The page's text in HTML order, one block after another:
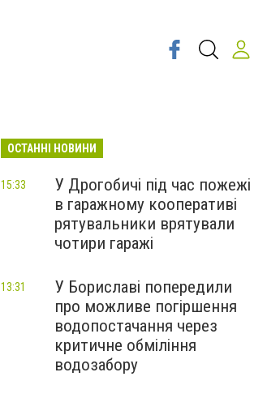
ОСТАННІ НОВИНИ
У Дрогобичі під час пожежі
в гаражному кооперативі
рятувальники врятували
чотири гаражі
15:33
У Бориславі попередили
про можливе погіршення
водопостачання через
критичне обміління
водозабору
13:31